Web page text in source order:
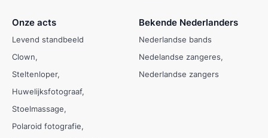
Onze acts
Levend standbeeld
Clown
Steltenloper
Huwelijksfotograaf
Stoelmassage
Polaroid fotografie
Bekende Nederlanders
Nederlandse bands
Nedelandse zangeres
Nederlandse zangers